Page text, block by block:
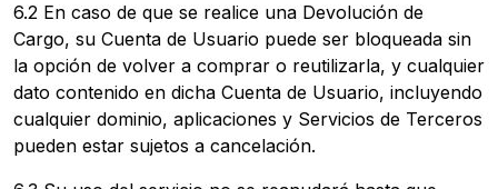
6.2 En caso de que se realice una Devolución de
Cargo, su Cuenta de Usuario puede ser bloqueada sin
la opción de volver a comprar o reutilizarla, y cualquier
dato contenido en dicha Cuenta de Usuario, incluyendo
cualquier dominio, aplicaciones y Servicios de Terceros
pueden estar sujetos a cancelación.